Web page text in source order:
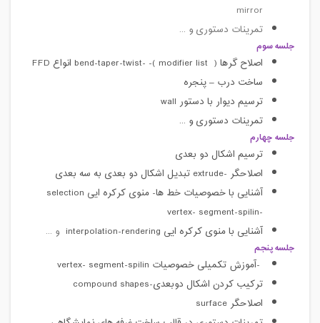
mirror
تمرینات دستوری و ...
جلسه سوم
اصلاح گرها ( modifier list
)-
bend-taper-twist- انواع FFD
ساخت درب –پنجره
ترسیم دیوار با دستور wall
تمرینات دستوری و ...
جلسه چهارم
ترسیم اشکال دو بعدی
اصلاحگر extrude- تبدیل اشکال دو بعدی به سه بعدی
آشنایی با خصوصیات خط ها- منوی کرکره ایی selection
-
vertex- segment-spilin
آشنایی با منوی کرکره ایی interpolation-rendering و ...
جلسه پنجم
-آموزش تکمیلی خصوصیات vertex- segment-spilin
ترکیب کردن اشکال دوبعدی-compound shapes
اصلاحگر surface